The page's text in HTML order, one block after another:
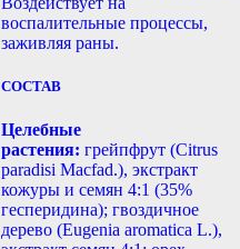
воспалительные процессы,
заживляя раны.
СОСТАВ
Целебные
растения: грейпфрут (Citrus
paradisi Macfad.), экстракт
кожуры и семян 4:1 (35%
гесперидина); гвоздичное
дерево (Eugenia aromatica L.),